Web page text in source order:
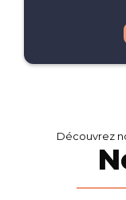
Découvrez